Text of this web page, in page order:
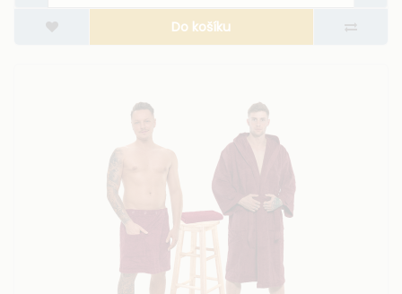
Do košíku